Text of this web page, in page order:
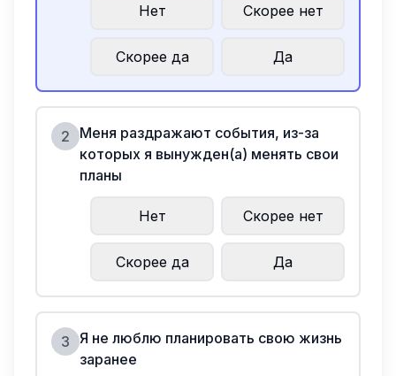
Нет Скорее нет
Скорее да Да
2
Меня раздражают события, из-за
которых я вынужден(а) менять свои
планы
Нет Скорее нет
Скорее да Да
3 Я не люблю планировать свою жизнь
заранее